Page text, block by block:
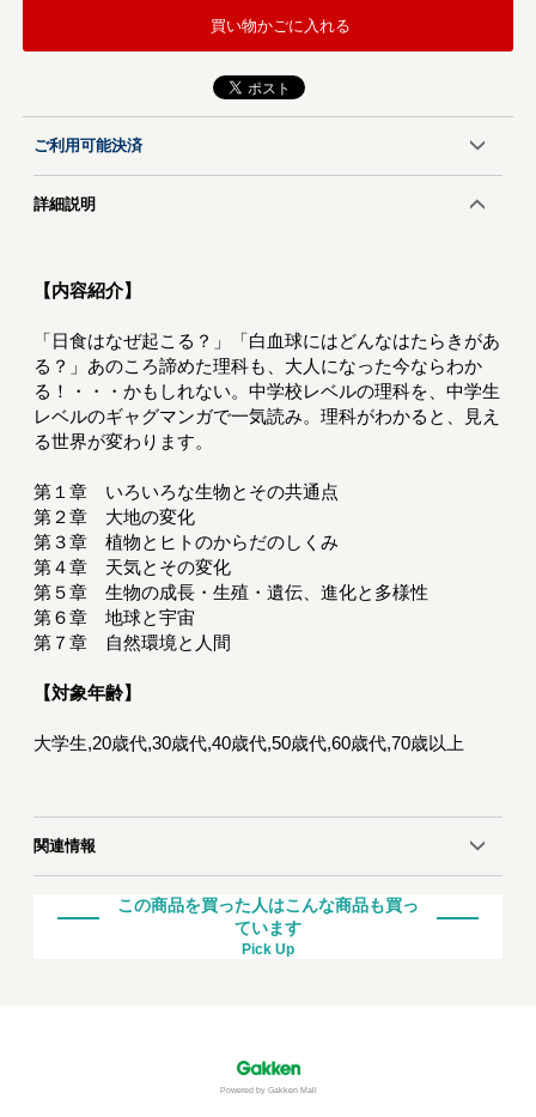
買い物かごに入れる
ご利用可能決済
詳細説明
【内容紹介】
「日食はなぜ起こる？」「白血球にはどんなはたらきがあ
る？」あのころ諦めた理科も、大人になった今ならわか
る！・・・かもしれない。中学校レベルの理科を、中学生
レベルのギャグマンガで一気読み。理科がわかると、見え
る世界が変わります。
第１章 いろいろな生物とその共通点
第２章 大地の変化
第３章 植物とヒトのからだのしくみ
第４章 天気とその変化
第５章 生物の成長・生殖・遺伝、進化と多様性
第６章 地球と宇宙
第７章 自然環境と人間
【対象年齢】
大学生,20歳代,30歳代,40歳代,50歳代,60歳代,70歳以上
関連情報
この商品を買った人はこんな商品も買っ
ています
Pick Up
Powered by Gakken Mall